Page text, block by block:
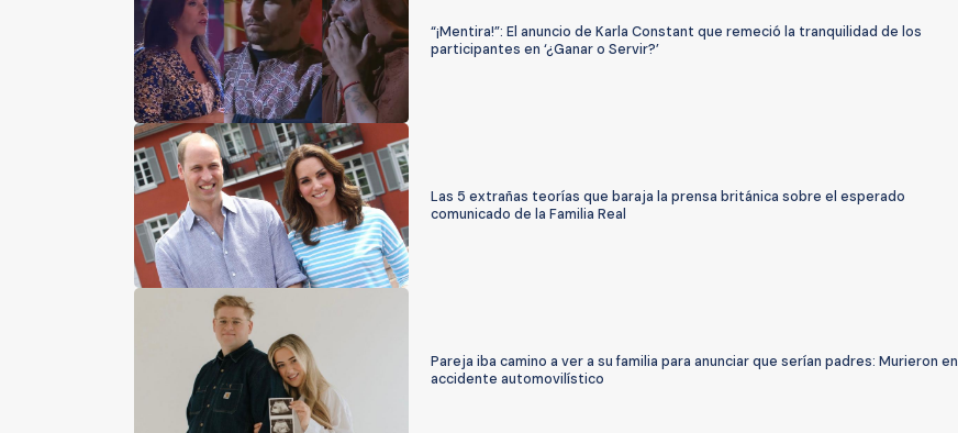
“¡Mentira!”: El anuncio de Karla Constant que remeció la tranquilidad de los
participantes en ‘¿Ganar o Servir?’
Las 5 extrañas teorías que baraja la prensa británica sobre el esperado
comunicado de la Familia Real
Pareja iba camino a ver a su familia para anunciar que serían padres: Murieron en
accidente automovilístico